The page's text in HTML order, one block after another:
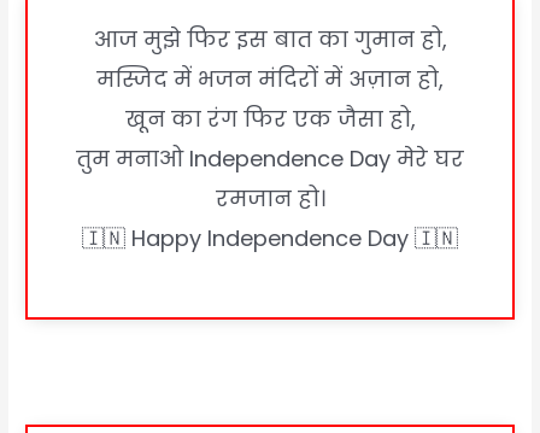
आज मुझे फिर इस बात का गुमान हो,
मस्जिद में भजन मंदिरों में अज़ान हो,
खून का रंग फिर एक जैसा हो,
तुम मनाओ Independence Day मेरे घर
रमजान हो।
🇮🇳 Happy Independence Day 🇮🇳